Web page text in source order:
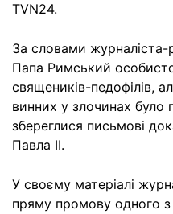
TVN24.
За словами журналіста-
Папа Римський
священиків-педофілів,
винних у злочинах було
збереглися письмові
Павла II.
У своєму матеріалі
пряму промову одного з